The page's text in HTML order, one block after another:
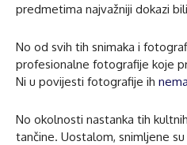
predmetima najvažniji dokazi
No od svih tih snimaka i
profesionalne fotografije koje
Ni u povijesti fotografije ih
No okolnosti nastanka tih
tančine. Uostalom, snimljene